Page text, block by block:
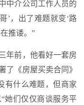
中介公司工作人员的
’，出了难题就变‘路
推诿。”
前，他看好一套房
了《房屋买卖合同》
有什么难题，但商家
她们仅仅商谈服务平